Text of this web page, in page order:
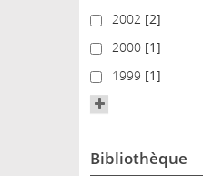
20022002 [2]
20002000 [1]
19991999 [1]
Bibliothèque